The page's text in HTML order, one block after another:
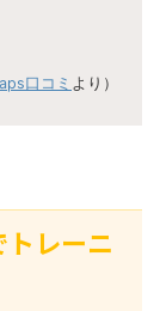
口コミ より）
レーニ